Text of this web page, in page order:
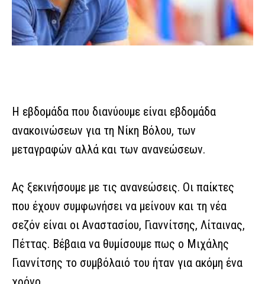
Η εβδομάδα που διανύουμε είναι εβδομάδα
ανακοινώσεων για τη Νίκη Βόλου, των
μεταγραφών αλλά και των ανανεώσεων.
Ας ξεκινήσουμε με τις ανανεώσεις. Οι παίκτες
που έχουν συμφωνήσει να μείνουν και τη νέα
σεζόν είναι οι Αναστασίου, Γιαννίτσης, Λίταινας,
Πέττας. Βέβαια να θυμίσουμε πως ο Μιχάλης
Γιαννίτσης το συμβόλαιό του ήταν για ακόμη ένα